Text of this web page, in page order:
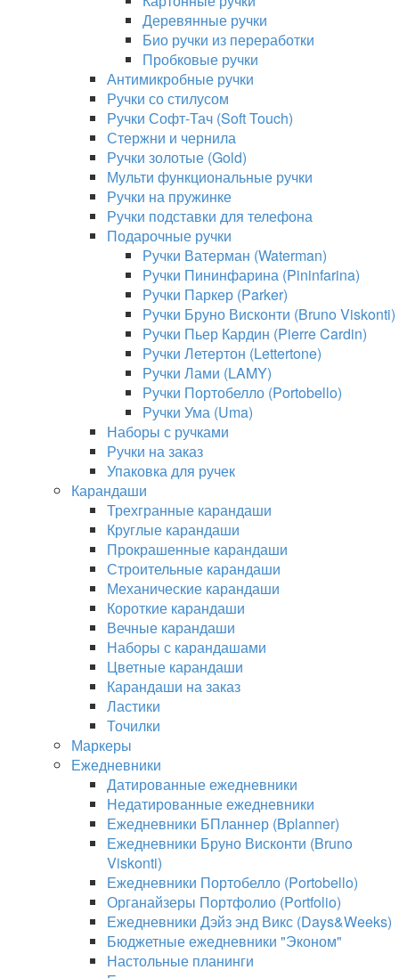
Деревянные ручки
Био ручки из переработки
Пробковые ручки
Антимикробные ручки
Ручки со стилусом
Ручки Софт-Тач (Soft Touch)
Стержни и чернила
Ручки золотые (Gold)
Мульти функциональные ручки
Ручки на пружинке
Ручки подставки для телефона
Подарочные ручки
Ручки Ватерман (Waterman)
Ручки Пининфарина (Pininfarina)
Ручки Паркер (Parker)
Ручки Бруно Висконти (Bruno Viskonti)
Ручки Пьер Кардин (Pierre Cardin)
Ручки Летертон (Lettertone)
Ручки Лами (LAMY)
Ручки Портобелло (Portobello)
Ручки Ума (Uma)
Наборы с ручками
Ручки на заказ
Упаковка для ручек
Карандаши
Трехгранные карандаши
Круглые карандаши
Прокрашенные карандаши
Строительные карандаши
Механические карандаши
Короткие карандаши
Вечные карандаши
Наборы с карандашами
Цветные карандаши
Карандаши на заказ
Ластики
Точилки
Маркеры
Ежедневники
Датированные ежедневники
Недатированные ежедневники
Ежедневники БПланнер (Bplanner)
Ежедневники Бруно Висконти (Bruno
Viskonti)
Ежедневники Портобелло (Portobello)
Органайзеры Портфолио (Portfolio)
Ежедневники Дэйз энд Викс (Days&Weeks)
Бюджетные ежедневники "Эконом"
Настольные планинги